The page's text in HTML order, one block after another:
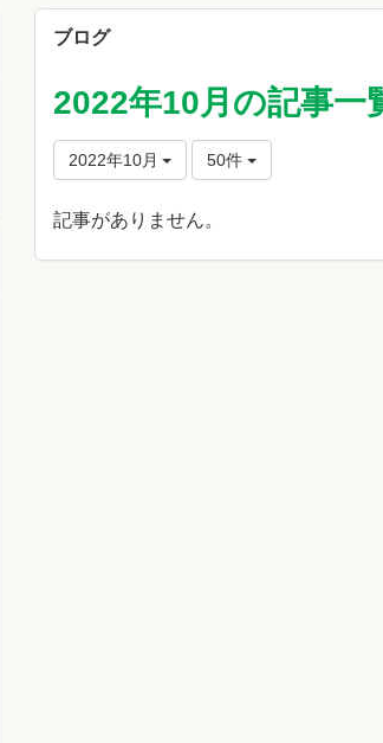
ブログ
2022年10月の記事一
2022年10月 50件
記事がありません。